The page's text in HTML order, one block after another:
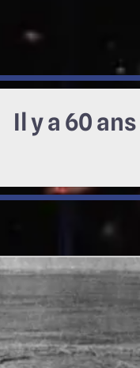
Il y a 60